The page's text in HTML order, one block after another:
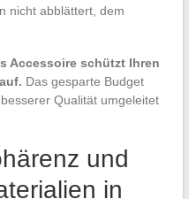
nicht abblättert, dem
Accessoire schützt Ihren
Das gesparte Budget
Qualität umgeleitet
und
in